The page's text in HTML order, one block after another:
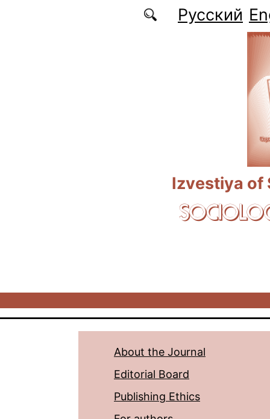
Русский
Izvestiya of
About the Journal
Editorial Board
Publishing Ethics